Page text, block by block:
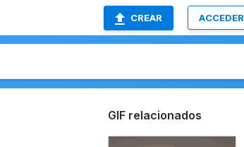
CREAR ACCEDER
GIF relacionados